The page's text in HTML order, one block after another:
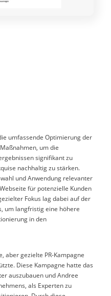
umfassende Optimierung der
um die
signifikant zu
nachhaltig zu stärken.
und Anwendung relevanter
für potenzielle Kunden
Fokus lag dabei auf der
um langfristig eine höhere
in den
aber gezielte PR-Kampagne
Diese Kampagne hatte das
auszubauen und Andree
als Experten zu